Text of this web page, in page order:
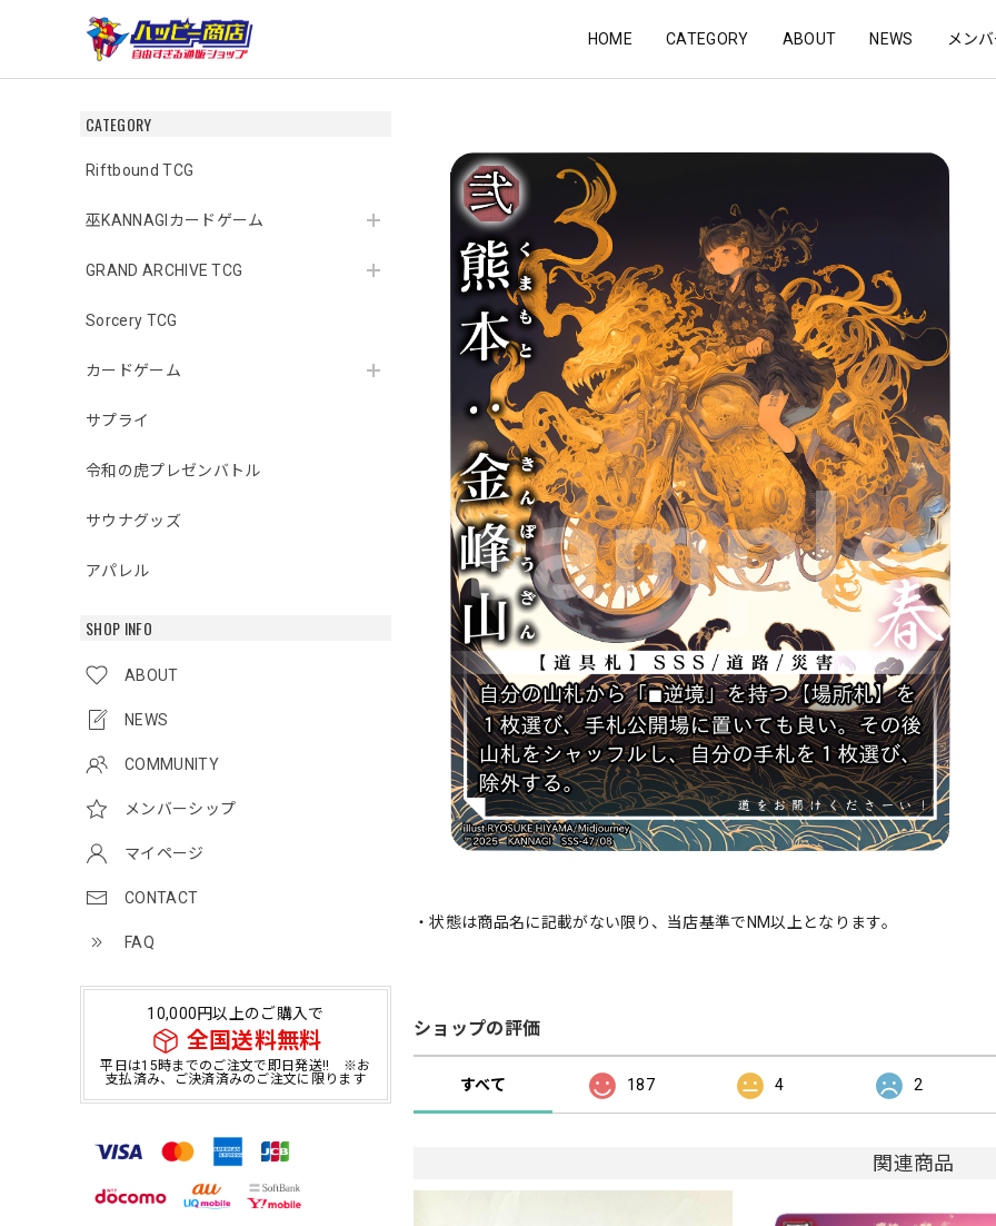
HOME CATEGORY ABOUT NEWS メン
CATEGORY
Riftbound TCG
巫KANNAGIカードゲーム
GRAND ARCHIVE TCG
Sorcery TCG
カードゲーム
サプライ
令和の虎プレゼンバトル
サウナグッズ
アパレル
SHOP INFO
ABOUT
NEWS
COMMUNITY
メンバーシップ
マイページ
CONTACT
FAQ
10,000円以上のご購入で
全国送料無料
平日は15時までのご注文で即日発送!! ※お
支払済み、ご決済済みのご注文に限ります
・状態は商品名に記載がない限り、当店基準でNM以上となります。
ショップの評価
すべて 187 4 2
関連商品